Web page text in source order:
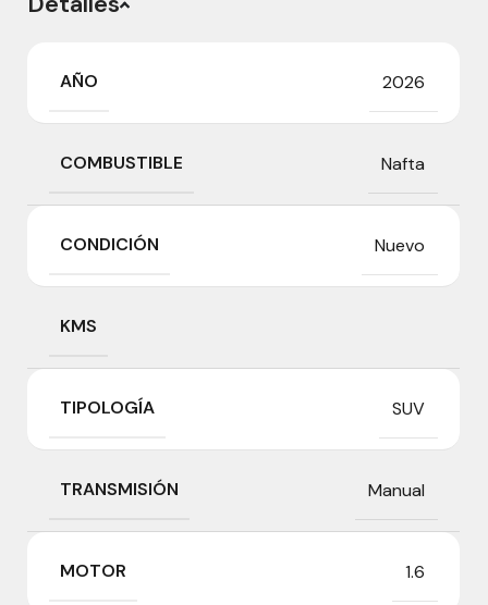
AÑO 2026
COMBUSTIBLE Nafta
CONDICIÓN Nuevo
KMS
TIPOLOGÍA SUV
TRANSMISIÓN Manual
MOTOR 1.6